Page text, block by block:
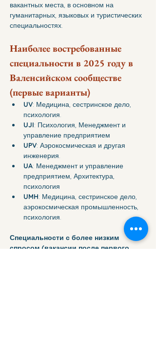
вакантных места, в основном на
гуманитарных, языковых и туристических
специальностях.
Наиболее востребованные
специальности в 2025 году в
Валенсийском сообществе
(первые варианты)
UV: Медицина, сестринское дело,
психология.
UJI: Психология, Менеджмент и
управление предприятием
UPV: Аэрокосмическая и другая
инженерия.
UA: Менеджмент и управление
предприятием, Архитектура,
психология
UMH: Медицина, сестринское дело,
аэрокосмическая промышленность,
психология.
Специальности с более низким
спросом (вакансии после первого